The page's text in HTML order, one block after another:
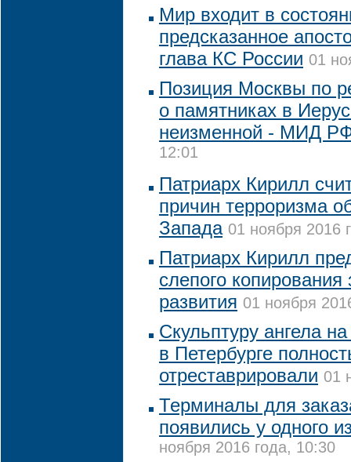
Мир входит в
предсказанное
глава КС России 01
Позиция Москвы по
о памятниках в
неизменной - МИД
12:01
Патриарх Кирилл
причин терроризма
Запада 01 ноября 2016
Патриарх Кирилл
слепого
развития 01 ноября
Скульптуру ангела
в Петербурге
отреставрировали 01
Терминалы для
появились у одного
ноября 2016 года, 10:30